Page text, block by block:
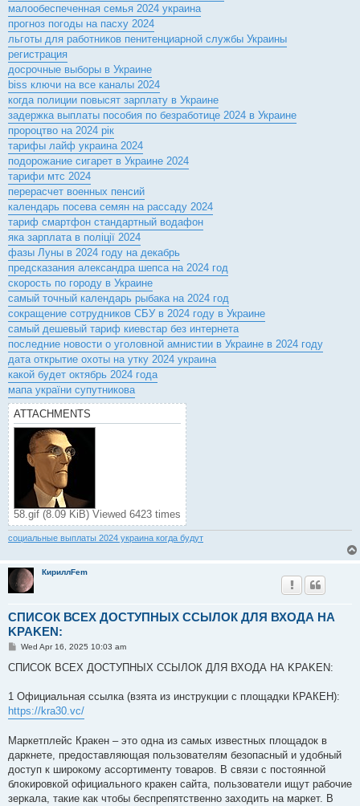
малообеспеченная семья 2024 украина
прогноз погоды на пасху 2024
льготы для работников пенитенциарной службы Украины
регистрация
досрочные выборы в Украине
biss ключи на все каналы 2024
когда полиции повысят зарплату в Украине
задержка выплаты пособия по безработице 2024 в Украине
пророцтво на 2024 рік
тарифы лайф украина 2024
подорожание сигарет в Украине 2024
тарифи мтс 2024
перерасчет военных пенсий
календарь посева семян на рассаду 2024
тариф смартфон стандартный водафон
яка зарплата в поліції 2024
фазы Луны в 2024 году на декабрь
предсказания александра шепса на 2024 год
скорость по городу в Украине
самый точный календарь рыбака на 2024 год
сокращение сотрудников СБУ в 2024 году в Украине
самый дешевый тариф киевстар без интернета
последние новости о уголовной амнистии в Украине в 2024 году
дата открытие охоты на утку 2024 украина
какой будет октябрь 2024 года
мапа україни супутникова
ATTACHMENTS
58.gif (8.09 KiB) Viewed 6423 times
социальные выплаты 2024 украина когда будут
КириллFem
СПИСОК ВСЕХ ДОСТУПНЫХ ССЫЛОК ДЛЯ ВХОДА НА
KPAKEN:
P
s
Wed Apr 16, 2025 10:03 am
СПИСОК ВСЕХ ДОСТУПНЫХ ССЫЛОК ДЛЯ ВХОДА НА KPAKEN:
1 Официальная ссылка (взята из инструкции с площадки КРАКEН):
https://kra30.vc/
Маркетплейс Кракен – это одна из самых известных площадок в
даркнете, предоставляющая пользователям безопасный и удобный
доступ к широкому ассортименту товаров. В связи с постоянной
блокировкой официального кракен сайта, пользователи ищут рабочие
зеркала, такие как чтобы беспрепятственно заходить на маркет. В